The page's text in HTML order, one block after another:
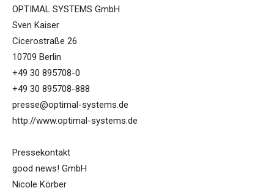
OPTIMAL SYSTEMS GmbH
Sven Kaiser
Cicerostraße 26
10709 Berlin
+49 30 895708-0
+49 30 895708-888
presse@optimal-systems.de
http://www.optimal-systems.de
Pressekontakt
good news! GmbH
Nicole Körber